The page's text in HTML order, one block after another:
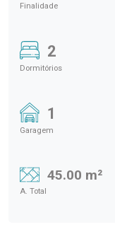
Finalidade
2
Dormitórios
1
Garagem
45.00 m²
A. Total